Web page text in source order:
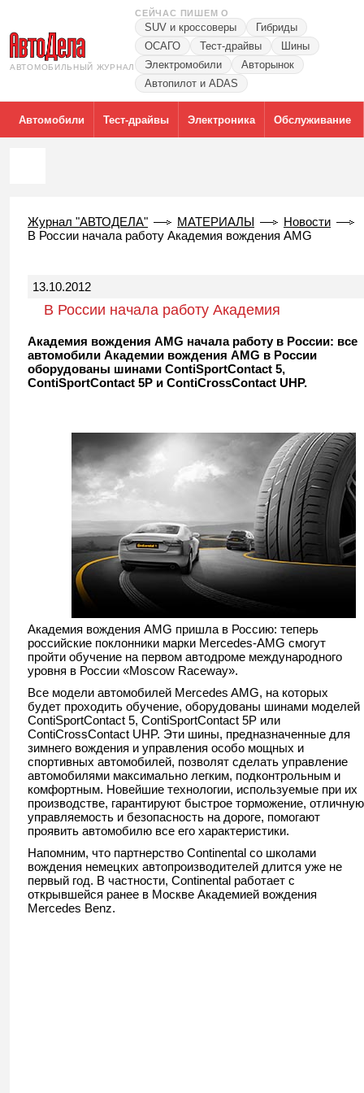
АВТОМОБИЛЬНЫЙ ЖУРНАЛ
СЕЙЧАС ПИШЕМ О
SUV и кроссоверы
Гибриды
ОСАГО
Тест-драйвы
Шины
Электромобили
Авторынок
Автопилот и ADAS
Автомобили Тест-драйвы Электроника Обслуживание
Журнал "АВТОДЕЛА" МАТЕРИАЛЫ
Новости
В России начала работу Академия вождения AMG
13.10.2012
В России начала работу Академия
Академия вождения AMG начала работу в России: все
автомобили Академии вождения AMG в России
оборудованы шинами ContiSportContact 5,
ContiSportContact 5P и ContiCrossContact UHP.
Академия вождения AMG пришла в Россию: теперь
российские поклонники марки Mercedes-AMG смогут
пройти обучение на первом автодроме международного
уровня в России «Moscow Raceway».
Все модели автомобилей Mercedes AMG, на которых
будет проходить обучение, оборудованы шинами моделей
ContiSportContact 5, ContiSportContact 5P или
ContiCrossContact UHP. Эти шины, предназначенные для
зимнего вождения и управления особо мощных и
спортивных автомобилей, позволят сделать управление
автомобилями максимально легким, подконтрольным и
комфортным. Новейшие технологии, используемые при их
производстве, гарантируют быстрое торможение, отличную
управляемость и безопасность на дороге, помогают
проявить автомобилю все его характеристики.
Напомним, что партнерство Continental со школами
вождения немецких автопроизводителей длится уже не
первый год. В частности, Continental работает с
открывшейся ранее в Москве Академией вождения
Mercedes Benz.